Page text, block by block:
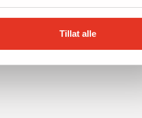
Tillat alle